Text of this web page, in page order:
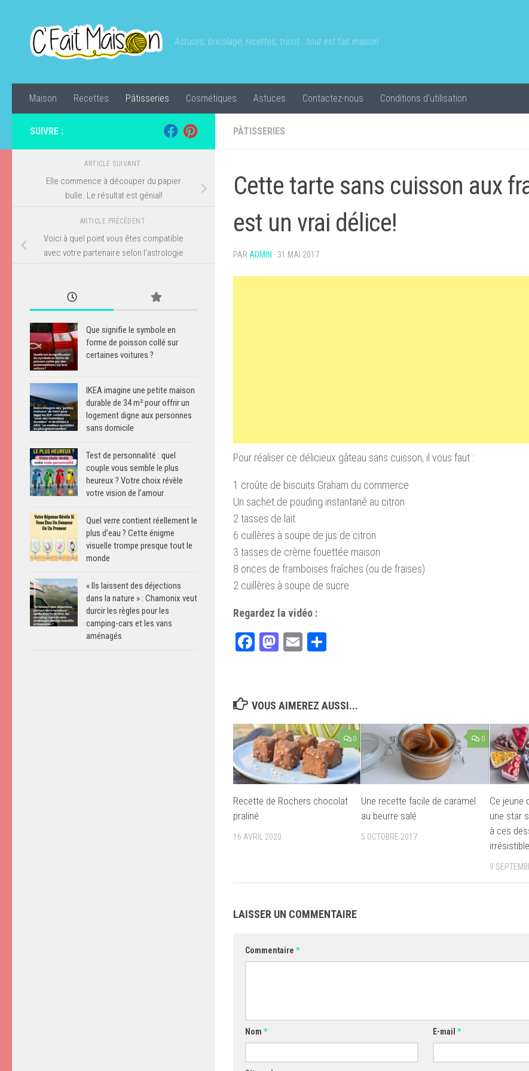
Astuces, bricolage, recettes, tricot...tout est fait maison
Maison Recettes Pâtisseries Cosmétiques Astuces Contactez-nous Conditions d’utilisation
PÂTISSERIES
Cette tarte sans cuisson aux
est un vrai délice!
PAR ADMIN · 31 MAI 2017
Pour réaliser ce délicieux gâteau sans cuisson, il vous faut :
1 croûte de biscuits Graham du commerce
Un sachet de pouding instantané au citron
2 tasses de lait
6 cuillères à soupe de jus de citron
3 tasses de crème fouettée maison
8 onces de framboises fraîches (ou de fraises)
2 cuillères à soupe de sucre
Regardez la vidéo :
Facebook
Mastodon
Email
VOUS AIMEREZ AUSSI...
0
Recette de Rochers chocolat
praliné
16 AVRIL 2020
0
Une recette facile de caramel
au beurre salé
5 OCTOBRE 2017
Ce jeune
une star
à ces
9
LAISSER UN COMMENTAIRE
Commentaire *
Nom * E-mail*
SUIVRE :
ARTICLE SUIVANT
Elle commence à découper du papier
bulle. Le résultat est génial!
ARTICLE PRÉCÉDENT
Voici à quel point vous êtes compatible
avec votre partenaire selon l’astrologie
Que signifie le symbole en
forme de poisson collé sur
certaines voitures ?
IKEA imagine une petite maison
durable de 34 m² pour offrir un
logement digne aux personnes
sans domicile
Test de personnalité : quel
couple vous semble le plus
heureux ? Votre choix révèle
votre vision de l’amour
Quel verre contient réellement le
plus d’eau ? Cette énigme
visuelle trompe presque tout le
monde
« Ils laissent des déjections
dans la nature » : Chamonix veut
durcir les règles pour les
camping-cars et les vans
aménagés